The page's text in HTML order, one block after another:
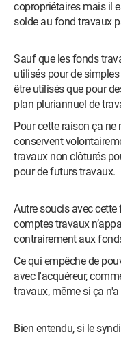
copropriétaires mais il
solde au fond travaux
Sauf que les fonds
utilisés pour de
être utilisés que pour
plan pluriannuel de
Pour cette raison ça
conservent
travaux non clôturés
pour de futurs travaux.
Autre soucis avec cette
comptes travaux
contrairement aux
Ce qui empêche de
avec l'acquéreur,
travaux, même si ça
Bien entendu, si le